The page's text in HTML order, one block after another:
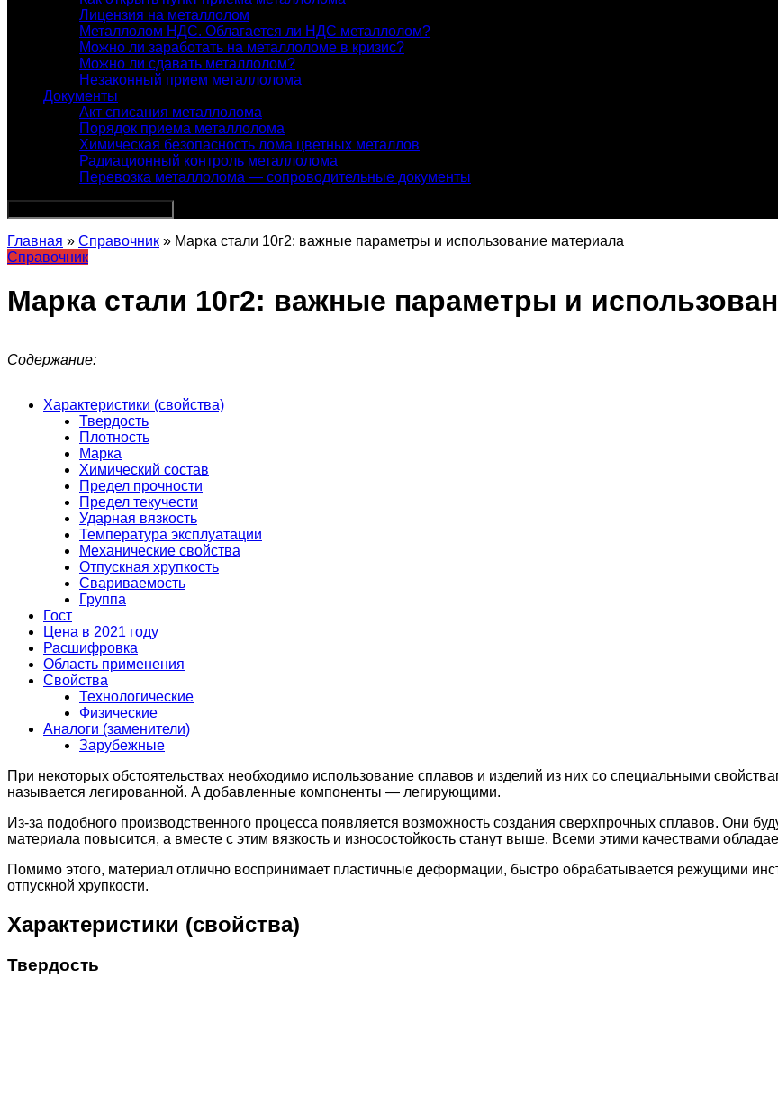
Лицензия на металлолом
Металлолом НДС. Облагается ли НДС металлолом?
Можно ли заработать на металлоломе в кризис?
Можно ли сдавать металлолом?
Незаконный прием металлолома
Документы
Акт списания металлолома
Порядок приема металлолома
Химическая безопасность лома цветных металлов
Радиационный контроль металлолома
Перевозка металлолома — сопроводительные документы
Главная » Справочник » Марка стали 10г2: важные параметры и использование материала
Справочник
Марка стали 10г2: важные параметры и
Содержание:
Характеристики (свойства)
Твердость
Плотность
Марка
Химический состав
Предел прочности
Предел текучести
Ударная вязкость
Температура эксплуатации
Механические свойства
Отпускная хрупкость
Свариваемость
Группа
Гост
Цена в 2021 году
Расшифровка
Область применения
Свойства
Технологические
Физические
Аналоги (заменители)
Зарубежные
При некоторых обстоятельствах необходимо использование сплавов и изделий из них со специальными
называется легированной. А добавленные компоненты — легирующими.
Из-за подобного производственного процесса появляется возможность создания сверхпрочных сплавов. Они
материала повысится, а вместе с этим вязкость и износостойкость станут выше. Всеми этими качествами
Помимо этого, материал отлично воспринимает пластичные деформации, быстро обрабатывается режущими
отпускной хрупкости.
Характеристики (свойства)
Твердость